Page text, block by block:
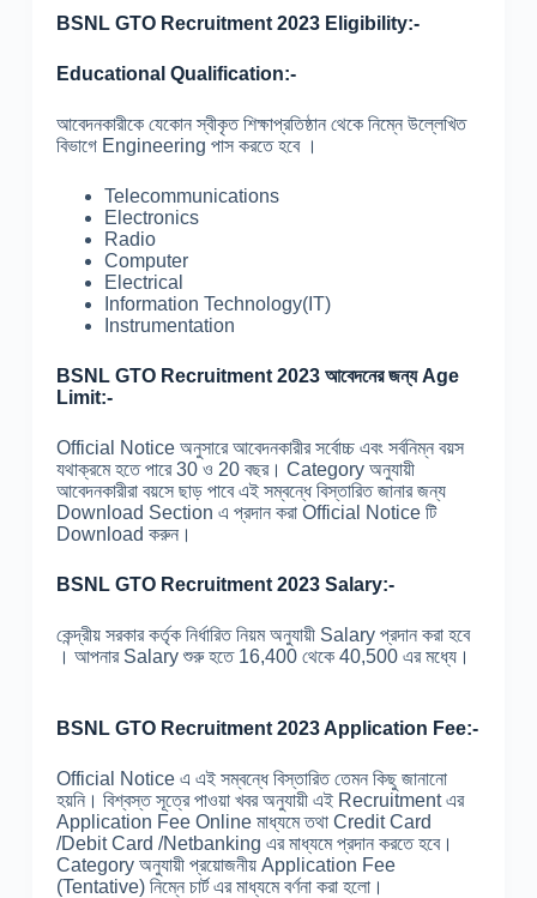
BSNL GTO Recruitment 2023 Eligibility:-
Educational Qualification:-
আবেদনকারীকে যেকোন স্বীকৃত শিক্ষাপ্রতিষ্ঠান থেকে নিম্নে উল্লেখিত
বিভাগে Engineering পাস করতে হবে ।
Telecommunications
Electronics
Radio
Computer
Electrical
Information Technology(IT)
Instrumentation
BSNL GTO Recruitment 2023 আবেদনের জন্য Age
Limit:-
Official Notice অনুসারে আবেদনকারীর সর্বোচ্চ এবং সর্বনিম্ন বয়স
যথাক্রমে হতে পারে 30 ও 20 বছর। Category অনুযায়ী
আবেদনকারীরা বয়সে ছাড় পাবে এই সম্বন্ধে বিস্তারিত জানার জন্য
Download Section এ প্রদান করা Official Notice টি
Download করুন।
BSNL GTO Recruitment 2023 Salary:-
কেন্দ্রীয় সরকার কর্তৃক নির্ধারিত নিয়ম অনুযায়ী Salary প্রদান করা হবে
। আপনার Salary শুরু হতে 16,400 থেকে 40,500 এর মধ্যে।
BSNL GTO Recruitment 2023 Application Fee:-
Official Notice এ এই সম্বন্ধে বিস্তারিত তেমন কিছু জানানো
হয়নি। বিশ্বস্ত সূত্রে পাওয়া খবর অনুযায়ী এই Recruitment এর
Application Fee Online মাধ্যমে তথা Credit Card
/Debit Card /Netbanking এর মাধ্যমে প্রদান করতে হবে।
Category অনুযায়ী প্রয়োজনীয় Application Fee
(Tentative) নিম্নে চার্ট এর মাধ্যমে বর্ণনা করা হলো।